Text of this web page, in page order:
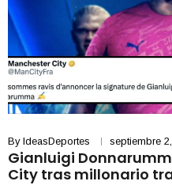
By IdeasDeportes septiembre
Gianluigi
City tras millonario